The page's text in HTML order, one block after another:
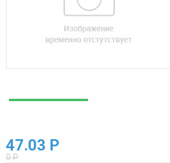
47.03 Р
0 Р